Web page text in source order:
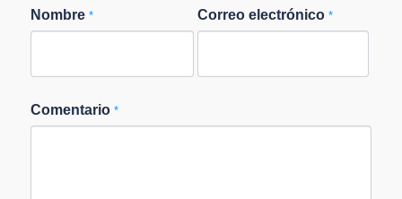
Nombre * Correo electrónico*
Comentario *